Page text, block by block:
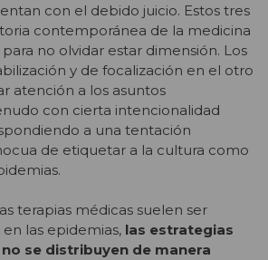
con el debido juicio. Estos tres
contemporánea de la medicina
no olvidar estar dimensión. Los
y de focalización en el otro
atención a los asuntos
con cierta intencionalidad
a una tentación
de etiquetar a la cultura como
terapias médicas suelen ser
las epidemias, las estrategias
se distribuyen de manera